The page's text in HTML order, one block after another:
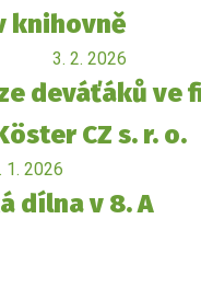
knihovně
3. 2. 2026
deváťáků ve
CZ s. r. o.
1. 2026
dílna v 8. A